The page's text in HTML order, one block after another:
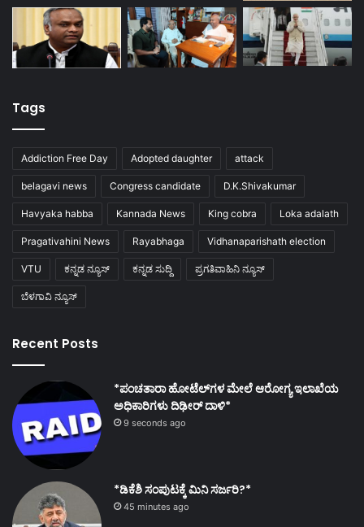
Tags
Addiction Free Day Adopted daughter attack
belagavi news Congress candidate D.K.Shivakumar
Havyaka habba Kannada News King cobra Loka adalath
Pragativahini News Rayabhaga Vidhanaparishath election
VTU ಕನ್ನಡ ನ್ಯೂಸ್ ಕನ್ನಡ ಸುದ್ದಿ ಪ್ರಗತಿವಾಹಿನಿ ನ್ಯೂಸ್
ಬೆಳಗಾವಿ ನ್ಯೂಸ್
Recent Posts
*ಪಂಚತಾರಾ ಹೋಟೆಲ್‌ಗಳ ಮೇಲೆ ಆರೋಗ್ಯ ಇಲಾಖೆಯ
ಅಧಿಕಾರಿಗಳು ದಿಢೀರ್ ದಾಳಿ*
9 seconds ago
*ಡಿಕೆಶಿ ಸಂಪುಟಕ್ಕೆ ಮಿನಿ ಸರ್ಜರಿ?*
45 minutes ago